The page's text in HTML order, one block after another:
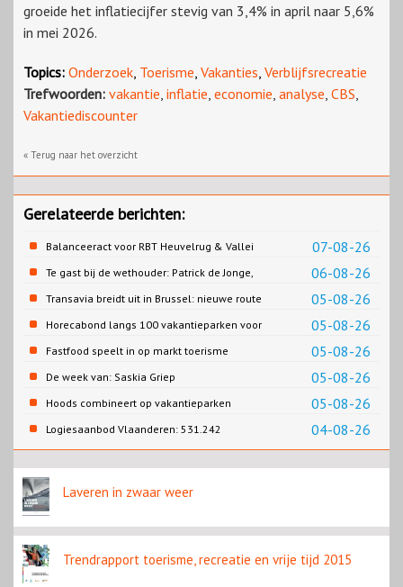
groeide het inflatiecijfer stevig van 3,4% in april naar 5,6%
in mei 2026.
Topics: Onderzoek, Toerisme, Vakanties, Verblijfsrecreatie
Trefwoorden: vakantie, inflatie, economie, analyse, CBS,
Vakantiediscounter
« Terug naar het overzicht
Gerelateerde berichten:
07-08-26
Balanceeract voor RBT Heuvelrug & Vallei
06-08-26
Te gast bij de wethouder: Patrick de Jonge,
Gemeente Emmen
05-08-26
Transavia breidt uit in Brussel: nieuwe route
naar Porto
05-08-26
Horecabond langs 100 vakantieparken voor
Cao-recreatie
05-08-26
Fastfood speelt in op markt toerisme
05-08-26
De week van: Saskia Griep
05-08-26
Hoods combineert op vakantieparken
recreatie en wonen
04-08-26
Logiesaanbod Vlaanderen: 531.242
slaapplaatsen
Laveren in zwaar weer
Trendrapport toerisme, recreatie en vrije tijd 2015